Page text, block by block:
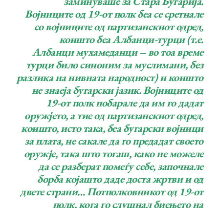
Војниците од 19-от полк беа се сретнале
со војниците од партизанскиот одред,
коишто беа Албанци-турци (т.е.
Албанци мухамеданци – во тоа време
турци било синоним за муслимани, без
разлика на нивната народност) и коишто
не знаеја бугарски јазик. Војниците од
19-от полк побарале да им го дадат
оружјето, а тие од партизанскиот одред,
коишто, исто така, беа бугарски војници
за плата, не сакале да го предадат своето
оружје, така што тогаш, како не можеле
да се разберат помеѓу себе, започнале
борба којашто даде доста жртви и од
двете страни… Потполковникот од 19-от
полк, кога го слушнал биењето на